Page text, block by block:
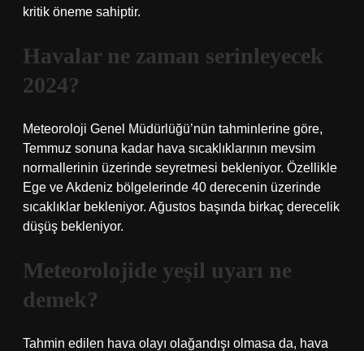
kritik öneme sahiptir.
Havalar ne zaman serinleyecek
2024?
Meteoroloji Genel Müdürlüğü’nün tahminlerine göre,
Temmuz sonuna kadar hava sıcaklıklarının mevsim
normallerinin üzerinde seyretmesi bekleniyor. Özellikle
Ege ve Akdeniz bölgelerinde 40 derecenin üzerinde
sıcaklıklar bekleniyor. Ağustos başında birkaç derecelik
düşüş bekleniyor.
Meteorolojide yeşil uyarı ne
demek?
Tahmin edilen hava olayı olağandışı olmasa da, hava